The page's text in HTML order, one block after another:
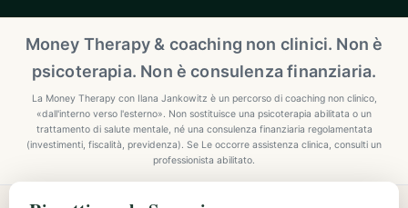
Money Therapy & coaching non clinici. Non è
psicoterapia. Non è consulenza finanziaria.
La Money Therapy con Ilana Jankowitz è un percorso di coaching non clinico,
«dall'interno verso l'esterno». Non sostituisce una psicoterapia abilitata o un
trattamento di salute mentale, né una consulenza finanziaria regolamentata
(investimenti, fiscalità, previdenza). Se Le occorre assistenza clinica, consulti un
professionista abilitato.